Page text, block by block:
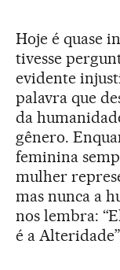
Hoje é quase
tivesse
evidente
palavra que
da
gênero.
feminina
mulher
mas nunca a
nos lembra:
é a